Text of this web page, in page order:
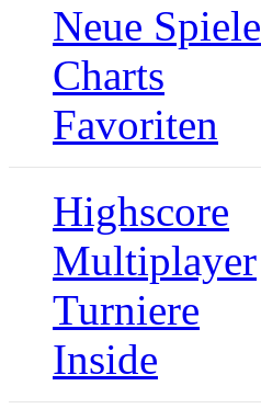
Neue Spiele
Charts
Favoriten
Highscore
Multiplayer
Turniere
Inside